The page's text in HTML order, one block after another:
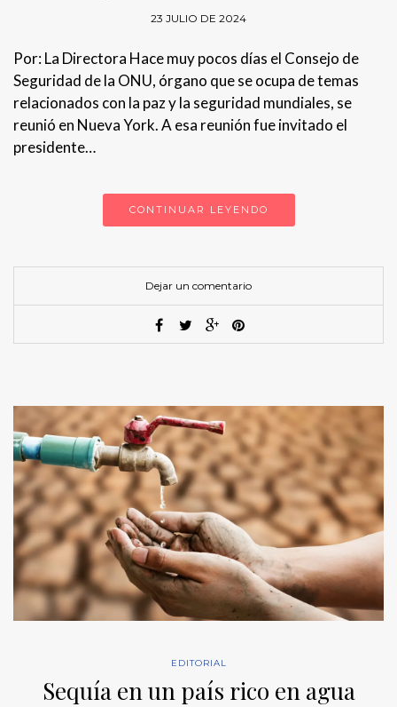
23 JULIO DE 2024
Por: La Directora Hace muy pocos días el Consejo de
Seguridad de la ONU, órgano que se ocupa de temas
relacionados con la paz y la seguridad mundiales, se
reunió en Nueva York. A esa reunión fue invitado el
presidente…
CONTINUAR LEYENDO
Dejar un comentario
EDITORIAL
Sequía en un país rico en agua